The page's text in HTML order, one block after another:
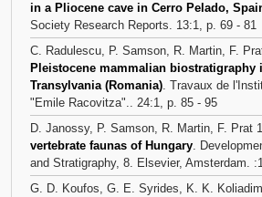
in a Pliocene cave in Cerro Pelado,
Society Research Reports. 13:1, p. 69 - 81
C. Radulescu, P. Samson, R. Martin, F.
Pleistocene mammalian biostratigraphy
Transylvania (Romania). Travaux de
"Emile Racovitza".. 24:1, p. 85 - 95
D. Janossy, P. Samson, R. Martin, F. Prat
vertebrate faunas of Hungary.
and Stratigraphy, 8. Elsevier, Amsterdam.
G. D. Koufos, G. E. Syrides, K. K.